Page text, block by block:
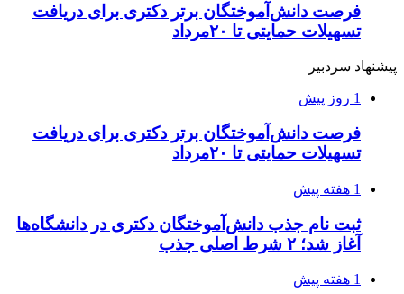
فرصت دانش‌آموختگان برتر دکتری‌ برای دریافت
تسهیلات حمایتی تا ۲۰مرداد
پیشنهاد سردبیر
1 روز پیش
فرصت دانش‌آموختگان برتر دکتری‌ برای دریافت
تسهیلات حمایتی تا ۲۰مرداد
1 هفته پیش
ثبت نام جذب دانش‌آموختگان دکتری در دانشگاه‌ها
آغاز شد؛ ۲ شرط اصلی جذب
1 هفته پیش